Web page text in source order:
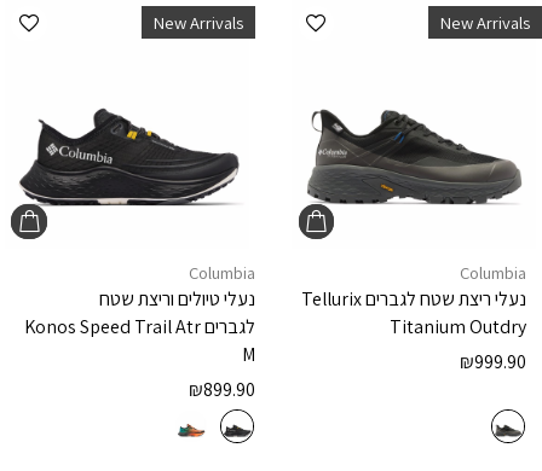
הוספה למועדפים New Arrivals
Columbia
נעלי ריצת שטח לגבריםTellurix
Titanium Outdry
₪999.90
New Arrivals
Columbia
נעלי טיולים וריצת שטח
לגבריםKonos Speed Trail Atr
M
₪899.90